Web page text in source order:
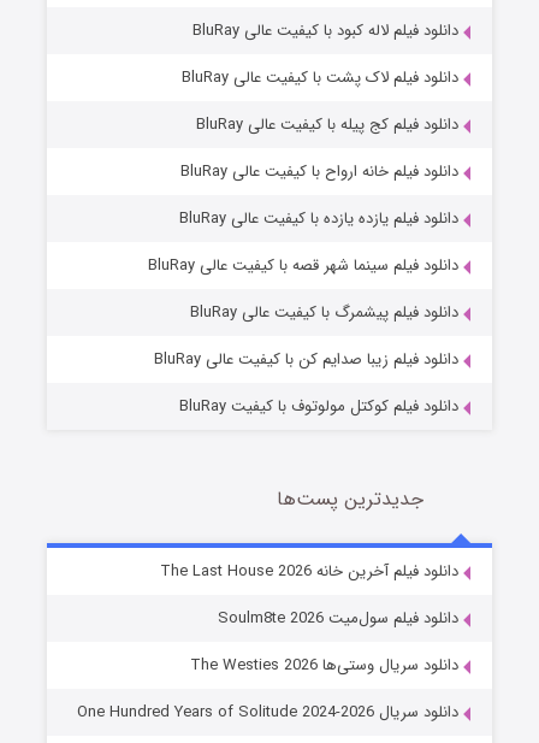
خاندان اژدها فصل ۳
دانلود فیلم لاله کبود با کیفیت عالی BluRay
دانلود فیلم لاک پشت با کیفیت عالی BluRay
دانلود فیلم کج‌ پیله با کیفیت عالی BluRay
دانلود فیلم خانه ارواح با کیفیت عالی BluRay
دانلود فیلم یازده یازده با کیفیت عالی BluRay
دانلود فیلم سینما شهر قصه با کیفیت عالی BluRay
دانلود فیلم پیشمرگ با کیفیت عالی BluRay
دانلود فیلم زیبا صدایم کن با کیفیت عالی BluRay
دانلود فیلم کوکتل مولوتوف با کیفیت BluRay
جدیدترین پست‌ها
دانلود فیلم آخرین خانه The Last House 2026
دانلود فیلم سول‌میت Soulm8te 2026
دانلود سریال وستی‌ها The Westies 2026
دانلود سریال One Hundred Years of Solitude 2024-2026